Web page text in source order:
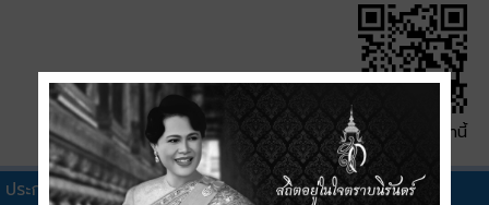
QR Code หน้านี้
ประกาศผู้ชนะการเสนอราคาอื่นๆ